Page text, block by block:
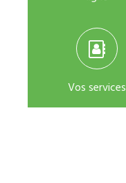
Vos services